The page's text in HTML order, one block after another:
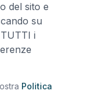
del sito e
su
i
Politica